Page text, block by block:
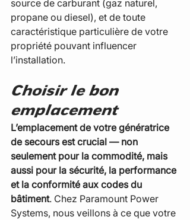
source de carburant (gaz naturel,
propane ou diesel), et de toute
caractéristique particulière de votre
propriété pouvant influencer
l’installation.
Choisir le bon
emplacement
L’emplacement de votre génératrice
de secours est crucial — non
seulement pour la commodité, mais
aussi pour la sécurité, la performance
et la conformité aux codes du
bâtiment. Chez Paramount Power
Systems, nous veillons à ce que votre